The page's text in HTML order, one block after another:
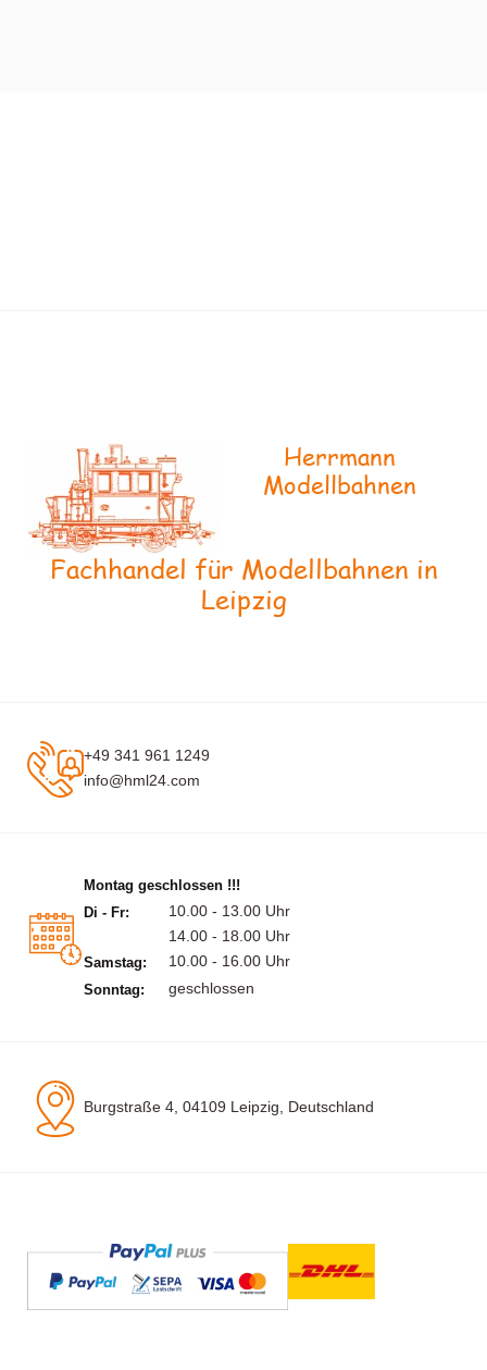
Herrmann
Modellbahnen
Fachhandel für Modellbahnen in
Leipzig
+49 341 961 1249
info@hml24.com
Montag geschlossen !!!
Di - Fr:
10.00 - 13.00 Uhr
14.00 - 18.00 Uhr
Samstag: 10.00 - 16.00 Uhr
Sonntag: geschlossen
Burgstraße 4, 04109 Leipzig, Deutschland